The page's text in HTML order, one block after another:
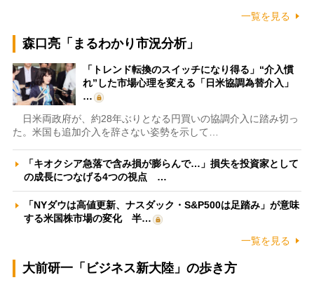
一覧を見る
森口亮「まるわかり市況分析」
「トレンド転換のスイッチになり得る」“介入慣
れ”した市場心理を変える「日米協調為替介入」
…
日米両政府が、約28年ぶりとなる円買いの協調介入に踏み切っ
た。米国も追加介入を辞さない姿勢を示して…
「キオクシア急落で含み損が膨らんで…」損失を投資家として
の成長につなげる4つの視点 …
「NYダウは高値更新、ナスダック・S&P500は足踏み」が意味
する米国株市場の変化 半…
一覧を見る
大前研一「ビジネス新大陸」の歩き方